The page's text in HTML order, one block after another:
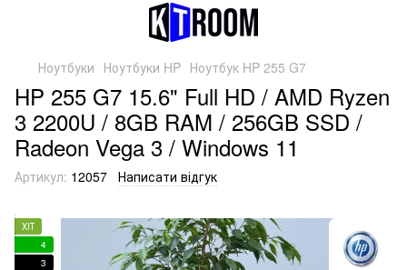
Ноутбуки Ноутбуки HP Ноутбук HP 255 G7
HP 255 G7 15.6" Full HD / AMD Ryzen
3 2200U / 8GB RAM / 256GB SSD /
Radeon Vega 3 / Windows 11
Артикул: 12057 Написати відгук
ХІТ
4
3